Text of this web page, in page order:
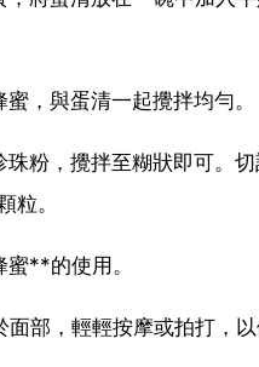
，與蛋清一起攪拌均勻。
珠粉，攪拌至糊狀即可。
粒。
**的使用。
部，輕輕按摩或拍打，